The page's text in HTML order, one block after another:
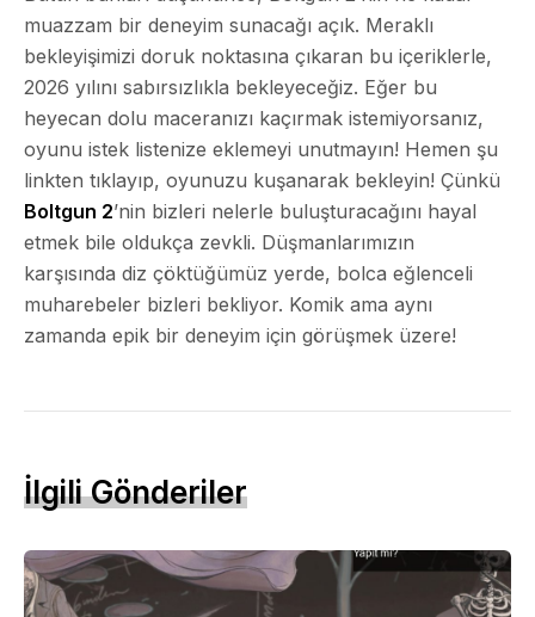
muazzam bir deneyim sunacağı açık. Meraklı
bekleyişimizi doruk noktasına çıkaran bu içeriklerle,
2026 yılını sabırsızlıkla bekleyeceğiz. Eğer bu
heyecan dolu maceranızı kaçırmak istemiyorsanız,
oyunu istek listenize eklemeyi unutmayın! Hemen şu
linkten tıklayıp, oyunuzu kuşanarak bekleyin! Çünkü
Boltgun 2’nin bizleri nelerle buluşturacağını hayal
etmek bile oldukça zevkli. Düşmanlarımızın
karşısında diz çöktüğümüz yerde, bolca eğlenceli
muharebeler bizleri bekliyor. Komik ama aynı
zamanda epik bir deneyim için görüşmek üzere!
İlgili Gönderiler